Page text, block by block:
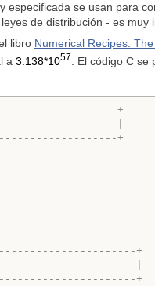
se usan para
de distribución - es muy
libro Numerical Recipes:
a 3.138*1057 . El código C
+
|
+
+
|
+